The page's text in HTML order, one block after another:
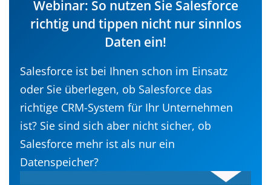
Webinar: So nutzen Sie Salesforce
richtig und tippen nicht nur sinnlos
Daten ein!
Salesforce ist bei Ihnen schon im Einsatz
oder Sie überlegen, ob Salesforce das
richtige CRM-System für Ihr Unternehmen
ist? Sie sind sich aber nicht sicher, ob
Salesforce mehr ist als nur ein
Datenspeicher?